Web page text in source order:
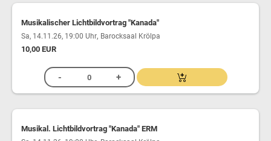
Musikalischer Lichtbildvortrag "Kanada"
Sa, 14.11.26, 19:00 Uhr, Barocksaal Krölpa
10,00 EUR
Musikal. Lichtbildvortrag "Kanada" ERM